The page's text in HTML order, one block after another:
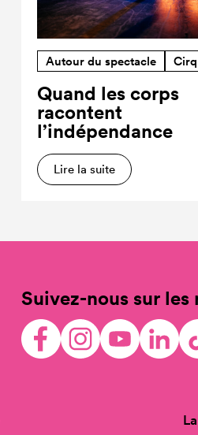
Autour du spectacle
Quand les corps
racontent
l’indépendance
Lire la suite
Suivez-nous sur les